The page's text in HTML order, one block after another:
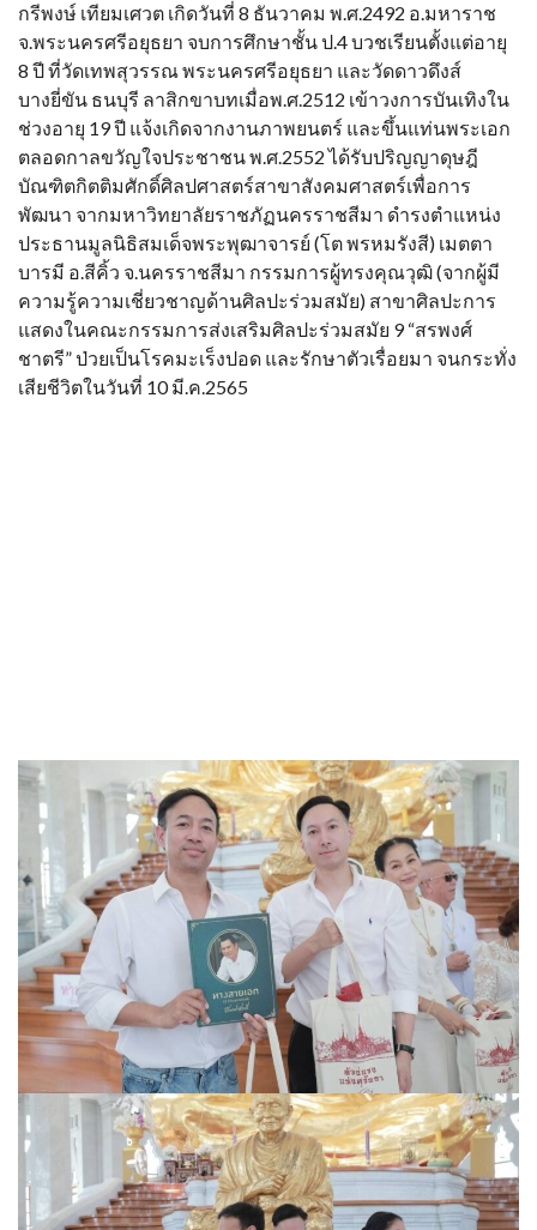
กรีพงษ์ เทียมเศวต เกิดวันที่ 8 ธันวาคม พ.ศ.2492 อ.มหาราช
จ.พระนครศรีอยุธยา จบการศึกษาชั้น ป.4 บวชเรียนตั้งแต่อายุ
8 ปี ที่วัดเทพสุวรรณ พระนครศรีอยุธยา และวัดดาวดึงส์
บางยี่ขัน ธนบุรี ลาสิกขาบทเมื่อพ.ศ.2512 เข้าวงการบันเทิงใน
ช่วงอายุ 19 ปี แจ้งเกิดจากงานภาพยนตร์ และขึ้นแท่นพระเอก
ตลอดกาลขวัญใจประชาชน พ.ศ.2552 ได้รับปริญญาดุษฎี
บัณฑิตกิตติมศักดิ์ศิลปศาสตร์สาขาสังคมศาสตร์เพื่อการ
พัฒนา จากมหาวิทยาลัยราชภัฏนครราชสีมา ดำรงตำแหน่ง
ประธานมูลนิธิสมเด็จพระพุฒาจารย์ (โต พรหมรังสี) เมตตา
บารมี อ.สีคิ้ว จ.นครราชสีมา กรรมการผู้ทรงคุณวุฒิ (จากผู้มี
ความรู้ความเชี่ยวชาญด้านศิลปะร่วมสมัย) สาขาศิลปะการ
แสดงในคณะกรรมการส่งเสริมศิลปะร่วมสมัย 9 “สรพงศ์
ชาตรี” ป่วยเป็นโรคมะเร็งปอด และรักษาตัวเรื่อยมา จนกระทั่ง
เสียชีวิตในวันที่ 10 มี.ค.2565